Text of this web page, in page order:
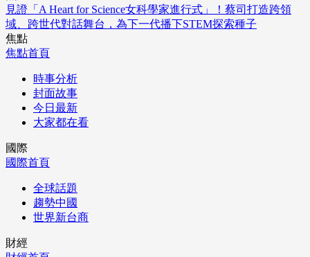
見證「A Heart for Science女科學家進行式」！蔡司打造跨領
域、跨世代對話舞台，為下一代播下STEM探索種子
焦點
焦點首頁
時事分析
封面故事
今日最新
大家都在看
國際
國際首頁
全球話題
趨勢中國
世界新台商
財經